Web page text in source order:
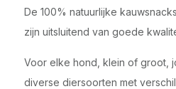
De 100% natuurlijke
zijn uitsluitend van goede
Voor elke hond, klein of groot,
diverse diersoorten met